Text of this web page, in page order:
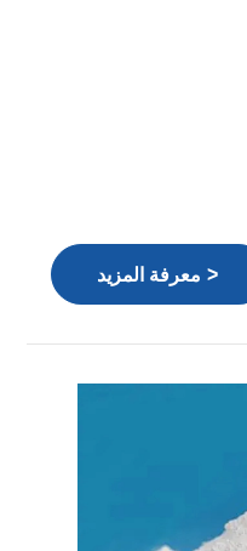
معرفة المزيد >